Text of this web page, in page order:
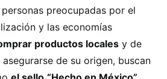
preocupadas por el
y las economías
productos locales y de
de su origen, buscan